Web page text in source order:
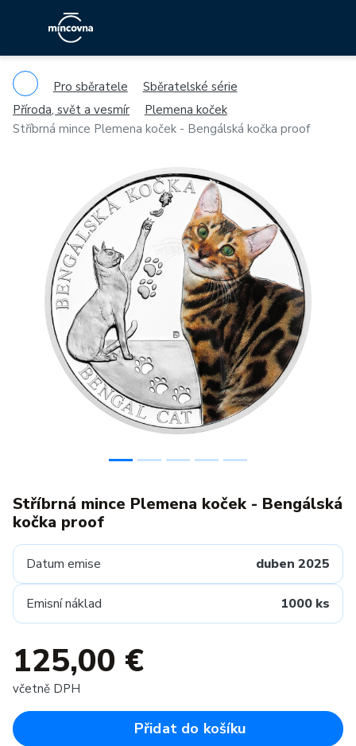
Pro sběratele
Sběratelské série
Příroda, svět a vesmír
Plemena koček
Stříbrná mince Plemena koček - Bengálská kočka proof
Previous
Stříbrná mince Plemena koček - Bengálská
kočka proof
Datum emise duben 2025
Emisní náklad 1000 ks
125,00 €
včetně DPH
Přidat do košíku